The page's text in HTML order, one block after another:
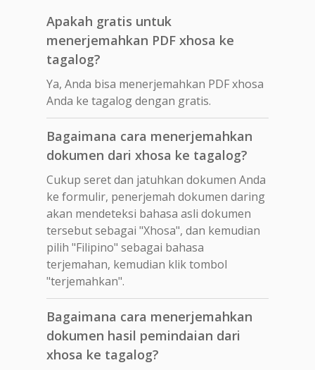
Apakah gratis untuk
menerjemahkan PDF xhosa ke
tagalog?
Ya, Anda bisa menerjemahkan PDF xhosa
Anda ke tagalog dengan gratis.
Bagaimana cara menerjemahkan
dokumen dari xhosa ke tagalog?
Cukup seret dan jatuhkan dokumen Anda
ke formulir, penerjemah dokumen daring
akan mendeteksi bahasa asli dokumen
tersebut sebagai "Xhosa", dan kemudian
pilih "Filipino" sebagai bahasa
terjemahan, kemudian klik tombol
"terjemahkan".
Bagaimana cara menerjemahkan
dokumen hasil pemindaian dari
xhosa ke tagalog?